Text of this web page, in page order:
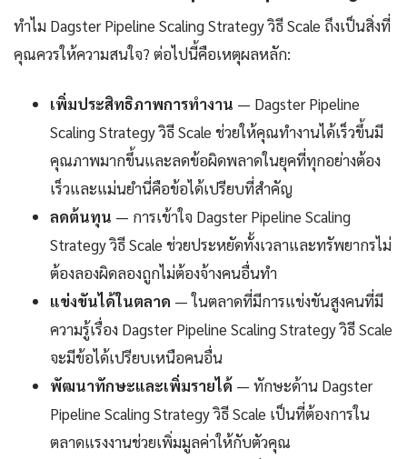
ทำไม Dagster Pipeline Scaling Strategy วิธี Scale ถึงเป็นสิ่งที่
คุณควรให้ความสนใจ? ต่อไปนี้คือเหตุผลหลัก:
เพิ่มประสิทธิภาพการทำงาน — Dagster Pipeline
Scaling Strategy วิธี Scale ช่วยให้คุณทำงานได้เร็วขึ้นมี
คุณภาพมากขึ้นและลดข้อผิดพลาดในยุคที่ทุกอย่างต้อง
เร็วและแม่นยำนี่คือข้อได้เปรียบที่สำคัญ
ลดต้นทุน — การเข้าใจ Dagster Pipeline Scaling
Strategy วิธี Scale ช่วยประหยัดทั้งเวลาและทรัพยากรไม่
ต้องลองผิดลองถูกไม่ต้องจ้างคนอื่นทำ
แข่งขันได้ในตลาด — ในตลาดที่มีการแข่งขันสูงคนที่มี
ความรู้เรื่อง Dagster Pipeline Scaling Strategy วิธี Scale
จะมีข้อได้เปรียบเหนือคนอื่น
พัฒนาทักษะและเพิ่มรายได้ — ทักษะด้าน Dagster
Pipeline Scaling Strategy วิธี Scale เป็นที่ต้องการใน
ตลาดแรงงานช่วยเพิ่มมูลค่าให้กับตัวคุณ